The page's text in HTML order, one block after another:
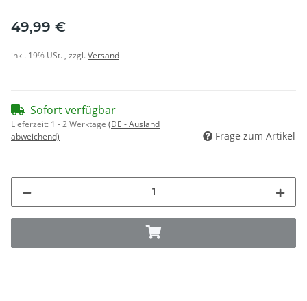
49,99 €
inkl. 19% USt. , zzgl.Versand
Sofort verfügbar
Lieferzeit: 1 - 2 Werktage (DE - Ausland
abweichend)
Frage zum Artikel